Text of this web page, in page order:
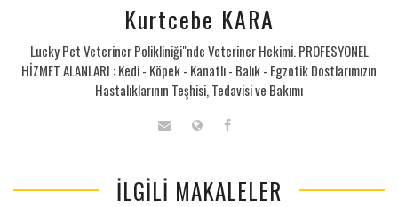
Kurtcebe KARA
Lucky Pet Veteriner Polikliniği"nde Veteriner Hekimi. PROFESYONEL
HİZMET ALANLARI : Kedi - Köpek - Kanatlı - Balık - Egzotik Dostlarımızın
Hastalıklarının Teşhisi, Tedavisi ve Bakımı
İLGILI MAKALELER